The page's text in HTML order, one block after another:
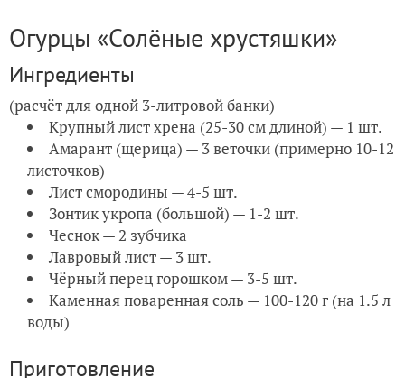
Огурцы «Солёные хрустяшки»
Ингредиенты
(расчёт для одной 3-литровой банки)
Крупный лист хрена (25-30 см длиной) — 1 шт.
Амарант (щерица) — 3 веточки (примерно 10-12
листочков)
Лист смородины — 4-5 шт.
Зонтик укропа (большой) — 1-2 шт.
Чеснок — 2 зубчика
Лавровый лист — 3 шт.
Чёрный перец горошком — 3-5 шт.
Каменная поваренная соль — 100-120 г (на 1.5 л
воды)
Приготовление